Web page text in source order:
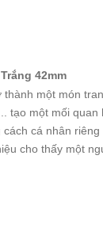
42mm
một món
tạo một mối quan
cá nhân
cho thấy một